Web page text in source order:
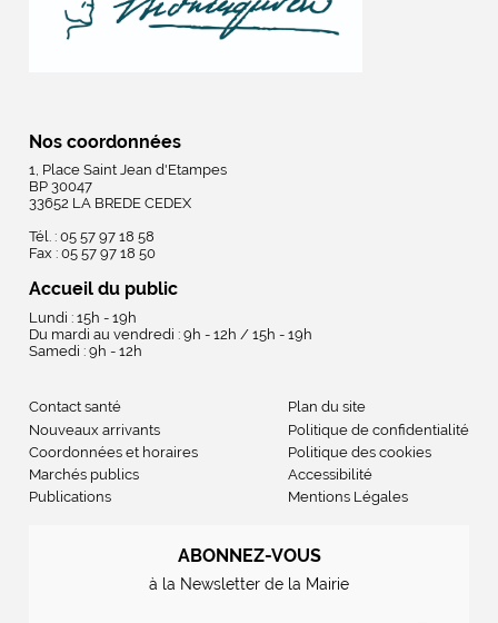
Nos coordonnées
1, Place Saint Jean d'Etampes
BP 30047
33652 LA BREDE CEDEX
Tél. : 05 57 97 18 58
Fax : 05 57 97 18 50
Accueil du public
Lundi : 15h - 19h
Du mardi au vendredi : 9h - 12h / 15h - 19h
Samedi : 9h - 12h
Contact santé
Nouveaux arrivants
Coordonnées et horaires
Marchés publics
Publications
Plan du site
Politique de confidentialité
Politique des cookies
Accessibilité
Mentions Légales
ABONNEZ-VOUS
à la Newsletter de la Mairie